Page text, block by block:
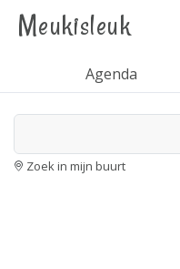
Meukisleuk
Agenda
Zoek in mijn buurt